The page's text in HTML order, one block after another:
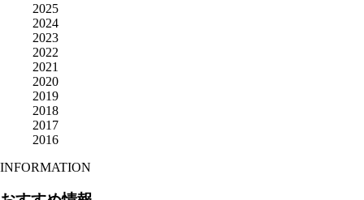
2025
2024
2023
2022
2021
2020
2019
2018
2017
2016
INFORMATION